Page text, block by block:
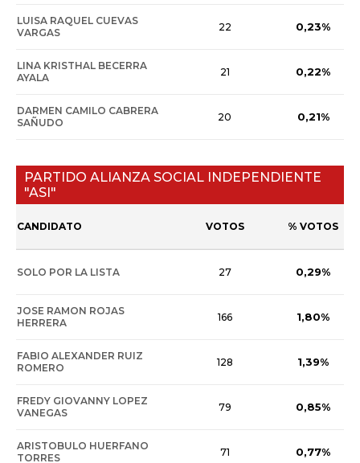
LUISA RAQUEL CUEVAS
VARGAS
22 0,23%
LINA KRISTHAL BECERRA
AYALA
21 0,22%
DARMEN CAMILO CABRERA
SAÑUDO
20 0,21%
PARTIDO ALIANZA SOCIAL INDEPENDIENTE
"ASI"
CANDIDATO VOTOS % VOTOS
SOLO POR LA LISTA 27 0,29%
JOSE RAMON ROJAS
HERRERA
166 1,80%
FABIO ALEXANDER RUIZ
ROMERO
128 1,39%
FREDY GIOVANNY LOPEZ
VANEGAS
79 0,85%
ARISTOBULO HUERFANO
TORRES
71 0,77%